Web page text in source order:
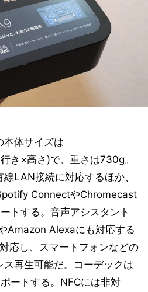
本体サイズは
き×高さ)で、重さは730g。
LAN接続に対応するほか、
ConnectやChromecast
トする。音声アシスタント
Amazon Alexaにも対応する
応し、スマートフォンなどの
再生可能だ。コーデックは
ートする。NFCには非対